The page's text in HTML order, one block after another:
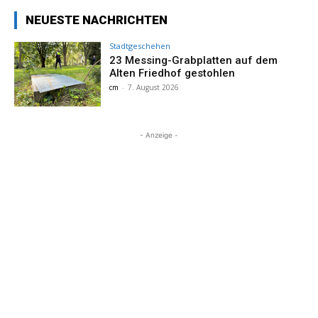
NEUESTE NACHRICHTEN
Stadtgeschehen
23 Messing-Grabplatten auf dem
Alten Friedhof gestohlen
cm - 7. August 2026
- Anzeige -